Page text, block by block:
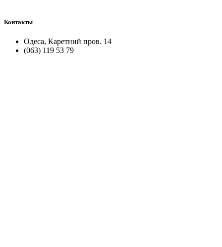
Контакты
Одеса, Каретний пров. 14
(063) 119 53 79